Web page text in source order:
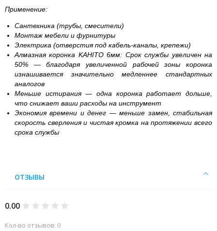
Применение:
Сантехника (трубы, смесители)
Монтаж мебели и фурнитуры
Электрика (отверстия под кабель-каналы, крепежи)
Алмазная коронка KAHITO 6мм: Cрок службы увеличен на
50% — благодаря увеличенной рабочей зоны коронка
изнашивается значительно медленнее стандартных
аналогов
Меньше истирания — одна коронка работает дольше,
что снижает ваши расходы на инструмент
Экономия времени и денег — меньше замен, стабильная
скорость сверления и чистая кромка на протяжении всего
срока службы
ОТЗЫВЫ
0.00
Кол-во отзывов: 0